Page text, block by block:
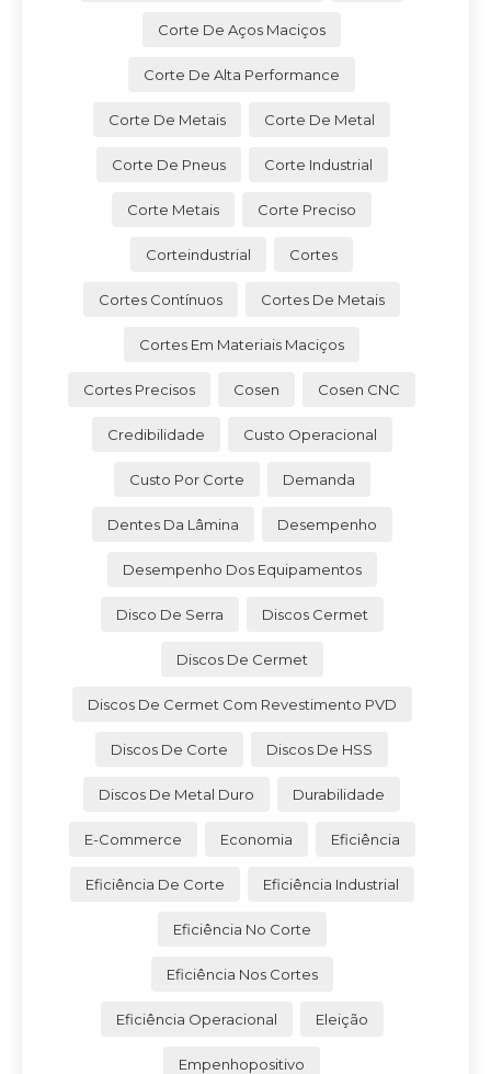
Corte De Aços Maciços
Corte De Alta Performance
Corte De Metais Corte De Metal
Corte De Pneus Corte Industrial
Corte Metais Corte Preciso
Corteindustrial Cortes
Cortes Contínuos Cortes De Metais
Cortes Em Materiais Maciços
Cortes Precisos Cosen Cosen CNC
Credibilidade Custo Operacional
Custo Por Corte Demanda
Dentes Da Lâmina Desempenho
Desempenho Dos Equipamentos
Disco De Serra Discos Cermet
Discos De Cermet
Discos De Cermet Com Revestimento PVD
Discos De Corte Discos De HSS
Discos De Metal Duro Durabilidade
E-Commerce Economia Eficiência
Eficiência De Corte Eficiência Industrial
Eficiência No Corte
Eficiência Nos Cortes
Eficiência Operacional Eleição
Empenhopositivo